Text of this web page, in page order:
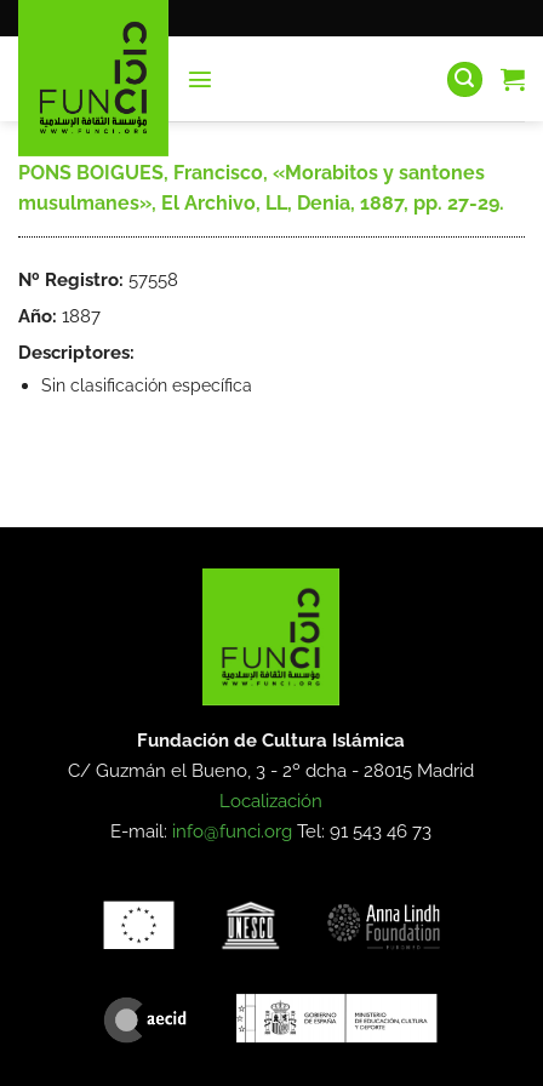
al
PONS BOIGUES, Francisco, «Morabitos y santones
musulmanes», El Archivo, LL, Denia, 1887, pp. 27-29.
Nº Registro: 57558
Año: 1887
Descriptores:
Sin clasificación específica
Fundación de Cultura Islámica
C/ Guzmán el Bueno, 3 - 2º dcha -28015 Madrid
Localización
E-mail: info@funci.org Tel: 91 543 46 73